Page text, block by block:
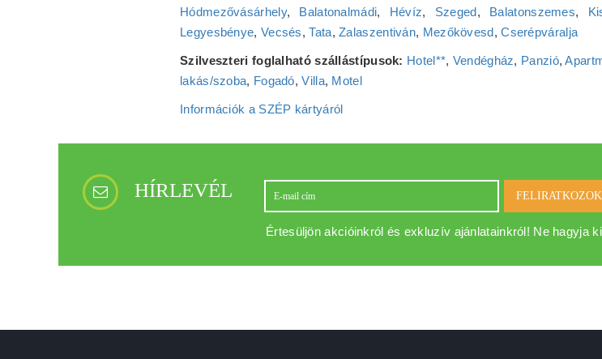
Hódmezővásárhely, Balatonalmádi, Hévíz, Szeged, Balatonszemes,
Legyesbénye, Vecsés,Tata,Zalaszentiván, Mezőkövesd,Cserépváralja
Szilveszteri foglalható szállástípusok: Hotel**, Vendégház, Panzió,
lakás/szoba, Fogadó,Villa, Motel
Információk a SZÉP kártyáról
HÍRLEVÉL FELIRATKOZOK
Értesüljön akcióinkról és exkluzív ajánlatainkról! Ne hagyja